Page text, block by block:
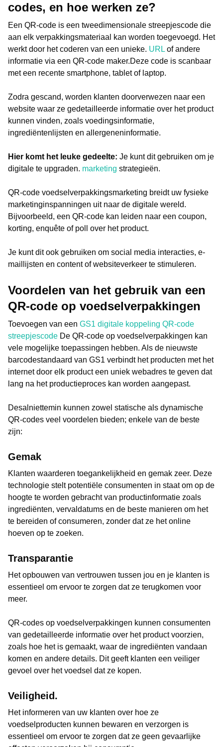
codes, en hoe werken ze?
Een QR-code is een tweedimensionale streepjescode die
aan elk verpakkingsmateriaal kan worden toegevoegd. Het
werkt door het coderen van een unieke. URL of andere
informatie via een QR-code maker.Deze code is scanbaar
met een recente smartphone, tablet of laptop.
Zodra gescand, worden klanten doorverwezen naar een
website waar ze gedetailleerde informatie over het product
kunnen vinden, zoals voedingsinformatie,
ingrediëntenlijsten en allergeneninformatie.
Hier komt het leuke gedeelte: Je kunt dit gebruiken om je
digitale te upgraden. marketing strategieën.
QR-code voedselverpakkingsmarketing breidt uw fysieke
marketinginspanningen uit naar de digitale wereld.
Bijvoorbeeld, een QR-code kan leiden naar een coupon,
korting, enquête of poll over het product.
Je kunt dit ook gebruiken om social media interacties, e-
maillijsten en content of websiteverkeer te stimuleren.
Voordelen van het gebruik van een
QR-code op voedselverpakkingen
Toevoegen van een GS1 digitale koppeling QR-code
streepjescode De QR-code op voedselverpakkingen kan
vele mogelijke toepassingen hebben. Als de nieuwste
barcodestandaard van GS1 verbindt het producten met het
internet door elk product een uniek webadres te geven dat
lang na het productieproces kan worden aangepast.
Desalniettemin kunnen zowel statische als dynamische
QR-codes veel voordelen bieden; enkele van de beste
zijn:
Gemak
Klanten waarderen toegankelijkheid en gemak zeer. Deze
technologie stelt potentiële consumenten in staat om op de
hoogte te worden gebracht van productinformatie zoals
ingrediënten, vervaldatums en de beste manieren om het
te bereiden of consumeren, zonder dat ze het online
hoeven op te zoeken.
Transparantie
Het opbouwen van vertrouwen tussen jou en je klanten is
essentieel om ervoor te zorgen dat ze terugkomen voor
meer.
QR-codes op voedselverpakkingen kunnen consumenten
van gedetailleerde informatie over het product voorzien,
zoals hoe het is gemaakt, waar de ingrediënten vandaan
komen en andere details. Dit geeft klanten een veiliger
gevoel over het voedsel dat ze kopen.
Veiligheid.
Het informeren van uw klanten over hoe ze
voedselproducten kunnen bewaren en verzorgen is
essentieel om ervoor te zorgen dat ze geen gevaarlijke